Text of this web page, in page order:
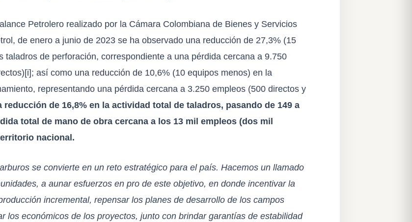
Petrolero realizado por la Cámara Colombiana de Bienes y Servicios
de enero a junio de 2023 se ha observado una reducción de 27,3% (15
taladros de perforación, correspondiente a una pérdida cercana a 9.750
[i]; así como una reducción de 10,6% (10 equipos menos) en la
representando una pérdida cercana a 3.250 empleos (500 directos y
de 16,8% en la actividad total de taladros, pasando de 149 a
total de mano de obra cercana a los 13 mil empleos (dos mil
nacional.
se convierte en un reto estratégico para el país. Hacemos un llamado
a aunar esfuerzos en pro de este objetivo, en donde incentivar la
incremental, repensar los planes de desarrollo de los campos
los económicos de los proyectos, junto con brindar garantías de estabilidad